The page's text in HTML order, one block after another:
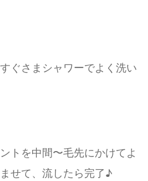
ぐさまシャワーでよく洗い
トを中間〜毛先にかけてよ
せて、流したら完了♪